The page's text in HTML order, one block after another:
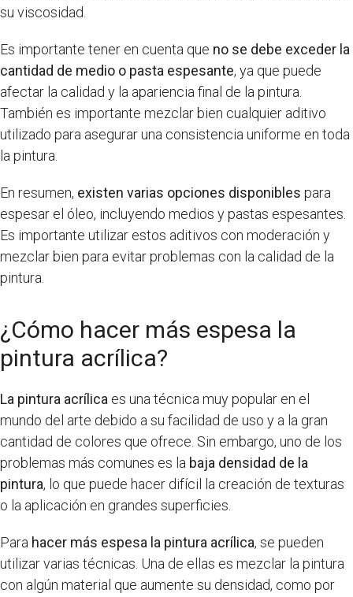
su viscosidad.
Es importante tener en cuenta que no se debe exceder la
cantidad de medio o pasta espesante, ya que puede
afectar la calidad y la apariencia final de la pintura.
También es importante mezclar bien cualquier aditivo
utilizado para asegurar una consistencia uniforme en toda
la pintura.
En resumen, existen varias opciones disponibles para
espesar el óleo, incluyendo medios y pastas espesantes.
Es importante utilizar estos aditivos con moderación y
mezclar bien para evitar problemas con la calidad de la
pintura.
¿Cómo hacer más espesa la
pintura acrílica?
La pintura acrílica es una técnica muy popular en el
mundo del arte debido a su facilidad de uso y a la gran
cantidad de colores que ofrece. Sin embargo, uno de los
problemas más comunes es la baja densidad de la
pintura, lo que puede hacer difícil la creación de texturas
o la aplicación en grandes superficies.
Para hacer más espesa la pintura acrílica, se pueden
utilizar varias técnicas. Una de ellas es mezclar la pintura
con algún material que aumente su densidad, como por